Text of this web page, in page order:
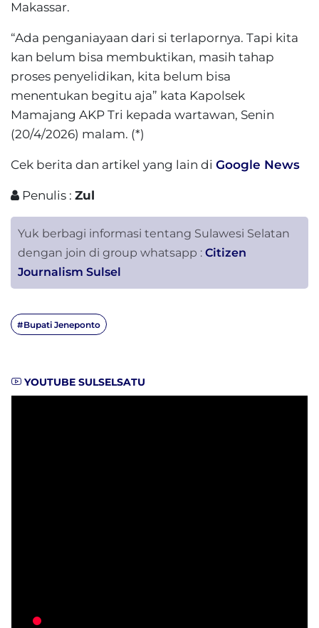
Makassar.
“Ada penganiayaan dari si terlapornya. Tapi kita
kan belum bisa membuktikan, masih tahap
proses penyelidikan, kita belum bisa
menentukan begitu aja” kata Kapolsek
Mamajang AKP Tri kepada wartawan, Senin
(20/4/2026) malam. (*)
Cek berita dan artikel yang lain di Google News
Penulis : Zul
Yuk berbagi informasi tentang Sulawesi Selatan
dengan join di group whatsapp : Citizen
Journalism Sulsel
#Bupati Jeneponto
YOUTUBE SULSELSATU